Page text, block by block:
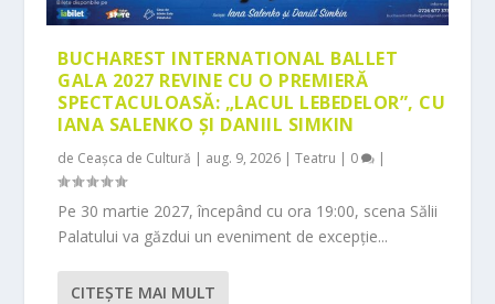
BUCHAREST INTERNATIONAL BALLET
GALA 2027 REVINE CU O PREMIERĂ
SPECTACULOASĂ: „LACUL LEBEDELOR”, CU
IANA SALENKO ȘI DANIIL SIMKIN
de Ceașca de Cultură | aug. 9, 2026 |Teatru | 0 |
Pe 30 martie 2027, începând cu ora 19:00, scena Sălii
Palatului va găzdui un eveniment de excepție...
CITEŞTE MAI MULT